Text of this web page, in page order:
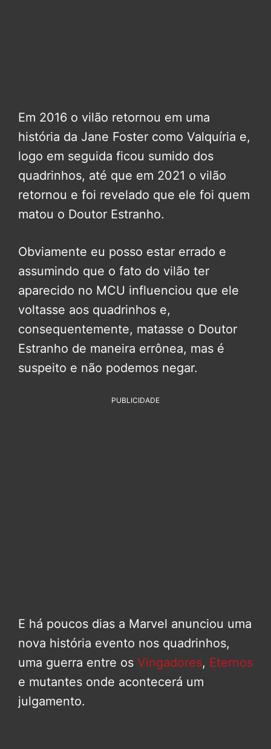
Em 2016 o vilão retornou em uma
história da Jane Foster como Valquíria e,
logo em seguida ficou sumido dos
quadrinhos, até que em 2021 o vilão
retornou e foi revelado que ele foi quem
matou o Doutor Estranho.
Obviamente eu posso estar errado e
assumindo que o fato do vilão ter
aparecido no MCU influenciou que ele
voltasse aos quadrinhos e,
consequentemente, matasse o Doutor
Estranho de maneira errônea, mas é
suspeito e não podemos negar.
PUBLICIDADE
E há poucos dias a Marvel anunciou uma
nova história evento nos quadrinhos,
uma guerra entre os Vingadores, Eternos
e mutantes onde acontecerá um
julgamento.